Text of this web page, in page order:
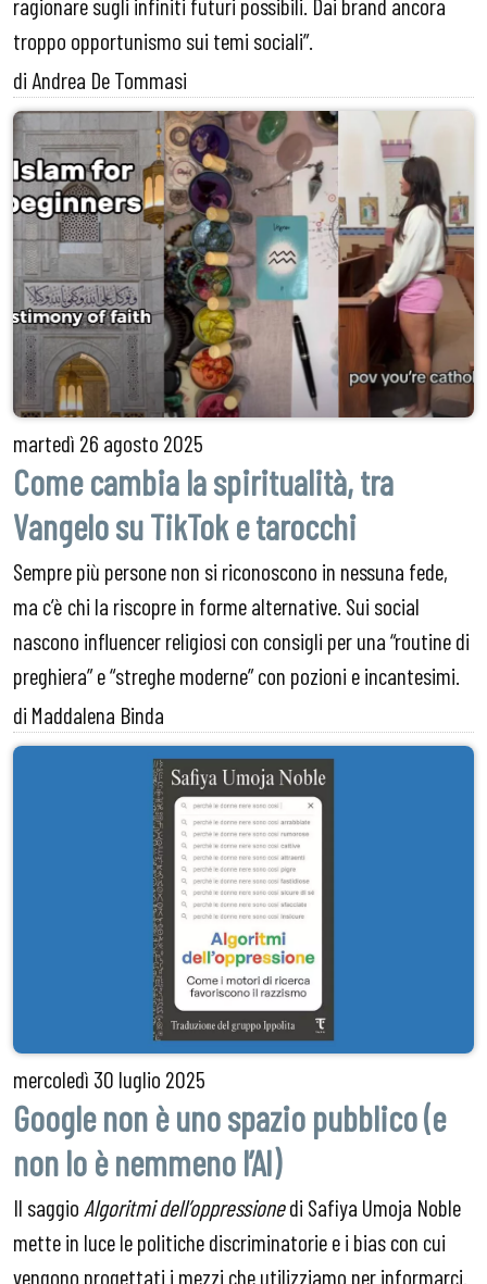
troppo opportunismo sui temi sociali”.
di Andrea De Tommasi
martedì 26 agosto 2025
Come cambia la spiritualità, tra
Vangelo su TikTok e tarocchi
Sempre più persone non si riconoscono in nessuna fede,
ma c’è chi la riscopre in forme alternative. Sui social
nascono influencer religiosi con consigli per una “routine di
preghiera” e “streghe moderne” con pozioni e incantesimi.
di Maddalena Binda
mercoledì 30 luglio 2025
Google non è uno spazio pubblico (e
non lo è nemmeno l’AI)
Il saggio Algoritmi dell’oppressionedi Safiya Umoja Noble
mette in luce le politiche discriminatorie e i bias con cui
vengono progettati i mezzi che utilizziamo per informarci.